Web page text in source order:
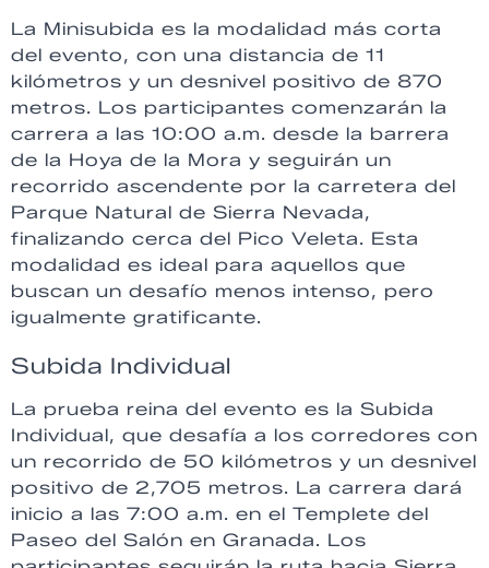
La Minisubida es la modalidad más corta
del evento, con una distancia de 11
kilómetros y un desnivel positivo de 870
metros. Los participantes comenzarán la
carrera a las 10:00 a.m. desde la barrera
de la Hoya de la Mora y seguirán un
recorrido ascendente por la carretera del
Parque Natural de Sierra Nevada,
finalizando cerca del Pico Veleta. Esta
modalidad es ideal para aquellos que
buscan un desafío menos intenso, pero
igualmente gratificante.
Subida Individual
La prueba reina del evento es la Subida
Individual, que desafía a los corredores con
un recorrido de 50 kilómetros y un desnivel
positivo de 2,705 metros. La carrera dará
inicio a las 7:00 a.m. en el Templete del
Paseo del Salón en Granada. Los